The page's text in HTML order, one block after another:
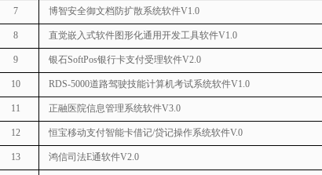
7 博智安全御文档防扩散系统软件V1.0
8 直觉嵌入式软件图形化通用开发工具软件V1.0
9 银石SoftPos银行卡支付受理软件V2.0
10 RDS-5000道路驾驶技能计算机考试系统软件V1.0
11 正融医院信息管理系统软件V3.0
12 恒宝移动支付智能卡借记/贷记操作系统软件V.0
13 鸿信司法E通软件V2.0